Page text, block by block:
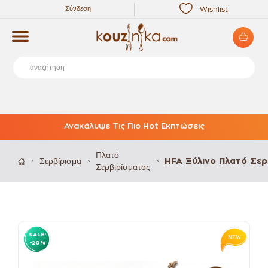
Wishlist
Σύνδεση
Ανακάλυψε Τις Πιο Hot Εκπτώσεις
> Σερβίρισμα >
Πλατό
Σερβιρίσματος
> HFA Ξύλινο Πλατό
SALE!
-20%